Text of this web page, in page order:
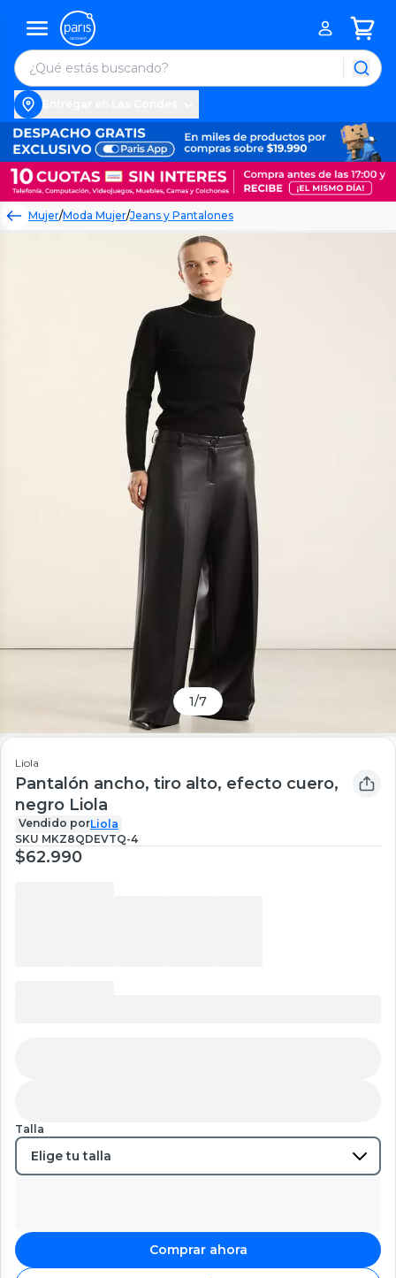
Mujer/Moda Mujer/Jeans y Pantalones
1/7
Liola
Pantalón ancho, tiro alto, efecto cuero,
negro Liola
Vendido porLiola
SKU MKZ8QDEVTQ-4
$62.990
Talla
Comprar ahora